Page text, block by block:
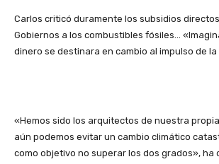
Carlos criticó duramente los subsidios
Gobiernos a los combustibles fósiles…
dinero se destinara en cambio al impulso de la
«Hemos sido los arquitectos de nuestra
aún podemos evitar un cambio climático
como objetivo no superar los dos grados», ha